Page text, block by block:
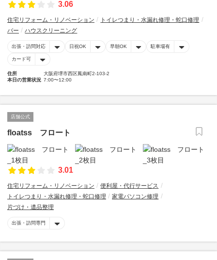
3.06
住宅リフォーム・リノベーション
トイレつまり・水漏れ修理・蛇口修理
バー
ハウスクリーニング
出張・訪問対応 日祝OK 早朝OK 駐車場有
カード可
住所
大阪府堺市西区鳳南町2-103-2
本日の営業状況 7:00〜12:00
店舗公式
floatss フロート
3.01
住宅リフォーム・リノベーション
便利屋・代行サービス
トイレつまり・水漏れ修理・蛇口修理
家電パソコン修理
片づけ・遺品整理
出張・訪問専門